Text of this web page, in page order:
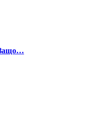
Защо…